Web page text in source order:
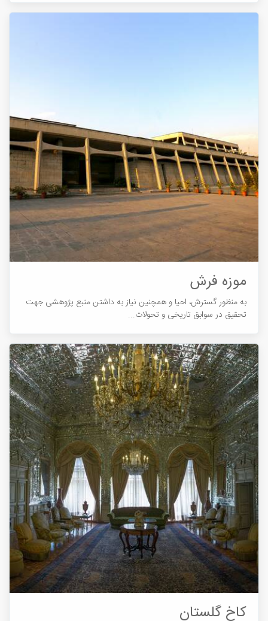
موزه فرش
به منظور گسترش، احیا و همچنین نیاز به داشتن منبع پژوهشی جهت
تحقیق در سوابق تاریخی و تحولات...
کاخ گلستان